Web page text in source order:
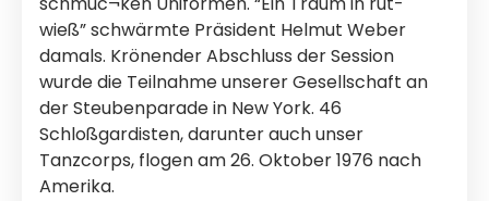
wieß” schwärmte Präsident Helmut Weber
damals. Krönender Abschluss der Session
wurde die Teilnahme unserer Gesellschaft an
der Steubenparade in New York. 46
Schloßgardisten, darunter auch unser
Tanzcorps, flogen am 26. Oktober 1976 nach
Amerika.